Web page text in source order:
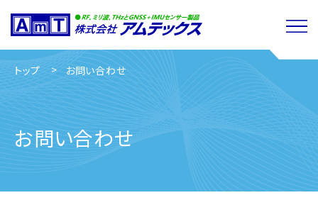
トップ お問い合わせ
お問い合わせ